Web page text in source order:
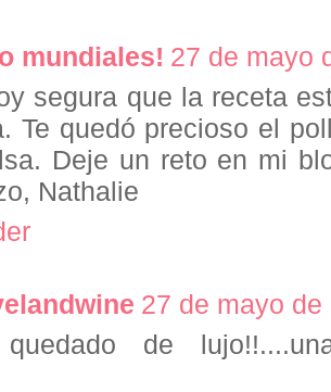
mundiales! 27 de mayo
segura que la receta
Te quedó precioso el
Deje un reto en mi
Nathalie
27 de mayo
de lujo!!....una